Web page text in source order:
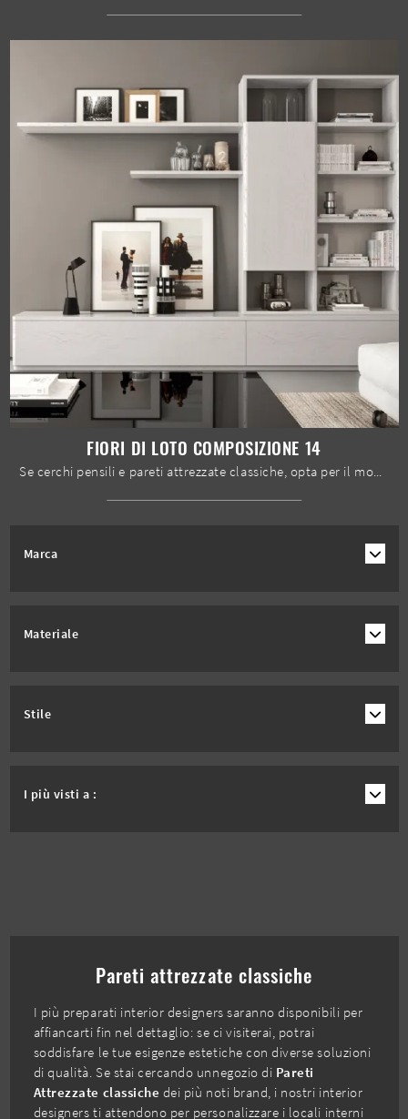
Marca
Materiale
Stile
I più visti a :
FIORI DI LOTO COMPOSIZIONE 14
Se cerchi pensili e pareti attrezzate classiche, opta per il modello Fiori di Loto composizione 14 di Le Fablier: clicca e scopri di più!
Pareti attrezzate classiche
I più preparati interior designers saranno disponibili per
affiancarti fin nel dettaglio: se ci visiterai, potrai
soddisfare le tue esigenze estetiche con diverse soluzioni
di qualità. Se stai cercando unnegozio di Pareti
Attrezzate classiche dei più noti brand, i nostri interior
designers ti attendono per personalizzare i locali interni